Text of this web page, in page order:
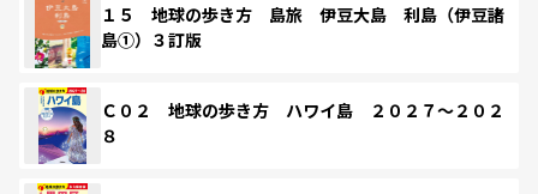
１５ 地球の歩き方 島旅 伊豆大島 利島（伊豆諸
島①）３訂版
Ｃ０２ 地球の歩き方 ハワイ島 ２０２７～２０２
８